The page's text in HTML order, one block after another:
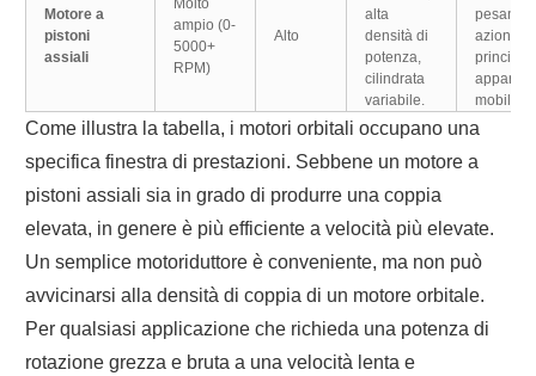
Motore a
pistoni
assiali
ampio (0-
5000+
RPM)
Alto
alta
densità di
potenza,
cilindrata
variabile.
pesanti,
mobili.
Come illustra la tabella, i motori orbitali occupano una
specifica finestra di prestazioni. Sebbene un motore a
pistoni assiali sia in grado di produrre una coppia
elevata, in genere è più efficiente a velocità più elevate.
Un semplice motoriduttore è conveniente, ma non può
avvicinarsi alla densità di coppia di un motore orbitale.
Per qualsiasi applicazione che richieda una potenza di
rotazione grezza e bruta a una velocità lenta e